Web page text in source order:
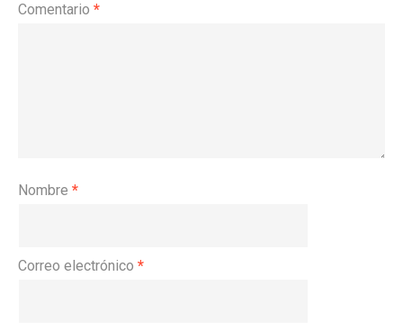
Comentario *
Nombre *
Correo electrónico *